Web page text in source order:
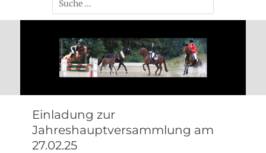
nach:
Einladung zur
Jahreshauptversammlung am
27.02.25